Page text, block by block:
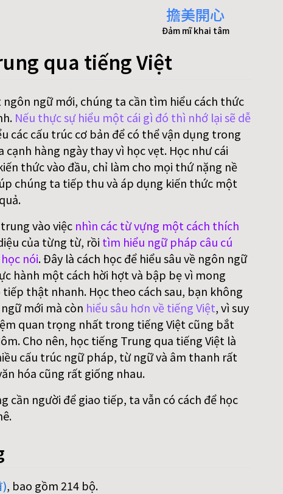
擔美開心
Đảm mĩ khai tâm
qua tiếng Việt
ngữ mới, chúng ta cần tìm hiểu cách thức
Nếu thực sự hiểu một cái gì đó thì nhớ lại sẽ dễ
các cấu trúc cơ bản để có thể vận dụng trong
cạnh hàng ngày thay vì học vẹt. Học như cái
thức vào đầu, chỉ làm cho mọi thứ nặng nề
chúng ta tiếp thu và áp dụng kiến thức một
vào việc nhìn các từ vựng một cách thích
của từng từ, rồi tìm hiểu ngữ pháp câu cú
nói. Đây là cách học để hiểu sâu về ngôn ngữ
hành một cách hời hợt và bập bẹ vì mong
thật nhanh. Học theo cách sau, bạn không
mới mà còn hiểu sâu hơn về tiếng Việt, vì suy
quan trọng nhất trong tiếng Việt cũng bắt
Cho nên, học tiếng Trung qua tiếng Việt là
cấu trúc ngữ pháp, từ ngữ và âm thanh rất
hóa cũng rất giống nhau.
cần người để giao tiếp, ta vẫn có cách để học
, bao gồm 214 bộ.